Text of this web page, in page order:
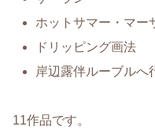
ホットサマー・マー
ドリッピング画法
岸辺露伴ルーブルへ
11作品です。